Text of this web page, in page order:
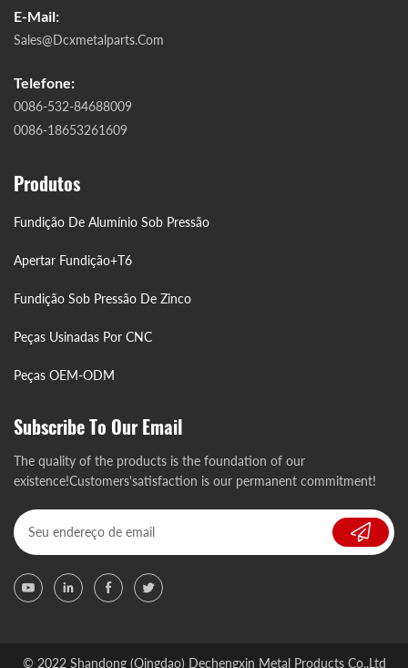
E-Mail:
Sales@dcxmetalparts.com
Telefone:
0086-532-84688009
0086-18653261609
Produtos
Fundição De Alumínio Sob Pressão
Apertar Fundição+T6
Fundição Sob Pressão De Zinco
Peças Usinadas Por CNC
Peças OEM-ODM
Subscribe To Our Email
The quality of the products is the foundation of our
existence!Customers'satisfaction is our permanent commitment!
© 2022 Shandong (Qingdao) Dechengxin Metal Products Co.,Ltd